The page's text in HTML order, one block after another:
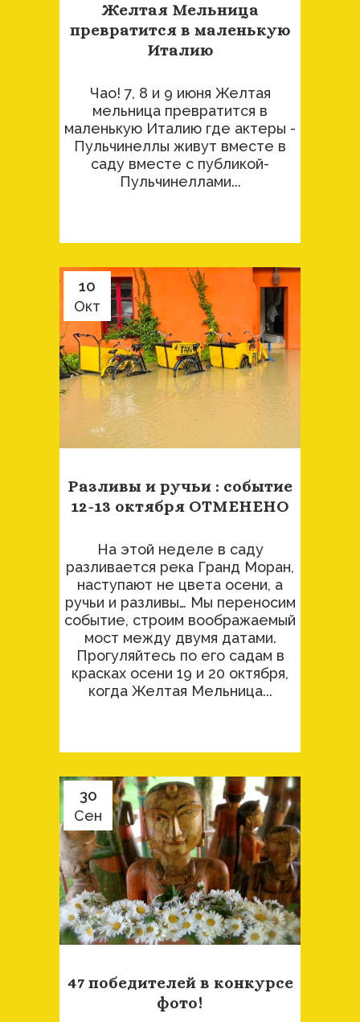
Желтая Мельница
превратится в маленькую
Италию
Чао! 7, 8 и 9 июня Желтая
мельница превратится в
маленькую Италию где актеры -
Пульчинеллы живут вместе в
саду вместе с публикой-
Пульчинеллами...
10
Окт
Разливы и ручьи : событие
12-13 октября ОТМЕНЕНО
На этой неделе в саду
разливается река Гранд Моран,
наступают не цвета осени, а
ручьи и разливы… Мы переносим
событие, строим воображаемый
мост между двумя датами.
Прогуляйтесь по его садам в
красках осени 19 и 20 октября,
когда Желтая Мельница...
30
Сен
47 победителей в конкурсе
фото!